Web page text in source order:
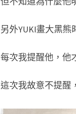
另外YUKI畫大黑熊
每次我提醒他，他
這次我故意不提醒